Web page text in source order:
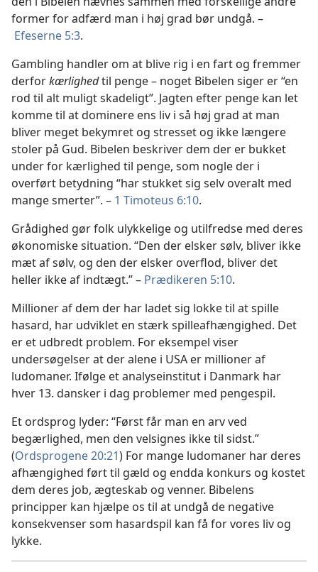
former for adfærd man i høj grad bør undgå. –
Efeserne 5:3.
Gambling handler om at blive rig i en fart og fremmer
derforkærlighedtil penge – noget Bibelen siger er “en
rod til alt muligt skadeligt”. Jagten efter penge kan let
komme til at dominere ens liv i så høj grad at man
bliver meget bekymret og stresset og ikke længere
stoler på Gud. Bibelen beskriver dem der er bukket
under for kærlighed til penge, som nogle der i
overført betydning “har stukket sig selv overalt med
mange smerter”. – 1 Timoteus 6:10.
Grådighed gør folk ulykkelige og utilfredse med deres
økonomiske situation. “Den der elsker sølv, bliver ikke
mæt af sølv, og den der elsker overflod, bliver det
heller ikke af indtægt.” – Prædikeren 5:10.
Millioner af dem der har ladet sig lokke til at spille
hasard, har udviklet en stærk spilleafhængighed. Det
er et udbredt problem. For eksempel viser
undersøgelser at der alene i USA er millioner af
ludomaner. Ifølge et analyseinstitut i Danmark har
hver 13. dansker i dag problemer med pengespil.
Et ordsprog lyder: “Først får man en arv ved
begærlighed, men den velsignes ikke til sidst.”
(Ordsprogene 20:21) For mange ludomaner har deres
afhængighed ført til gæld og endda konkurs og kostet
dem deres job, ægteskab og venner. Bibelens
principper kan hjælpe os til at undgå de negative
konsekvenser som hasardspil kan få for vores liv og
lykke.